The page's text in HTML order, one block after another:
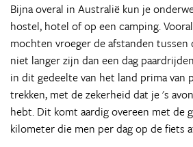
Bijna overal in Australië kun je
hostel, hotel of op een camping.
mochten vroeger de afstanden
niet langer zijn dan een dag
in dit gedeelte van het land prima van
trekken, met de zekerheid dat je 's
hebt. Dit komt aardig overeen met de
kilometer die men per dag op de fiets